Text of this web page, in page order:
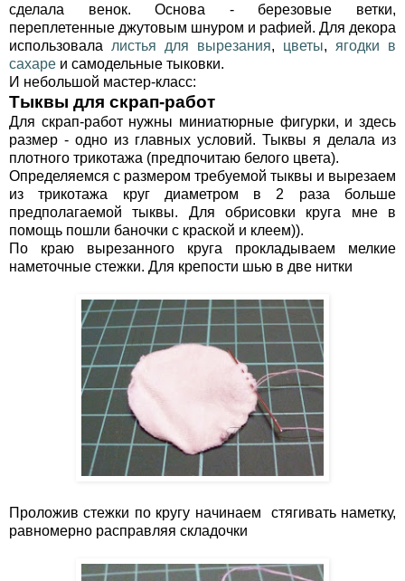
сделала венок. Основа - березовые ветки,
переплетенные джутовым шнуром и рафией. Для декора
использовала листья для вырезания, цветы, ягодки в
сахаре и самодельные тыковки.
И небольшой мастер-класс:
Тыквы для скрап-работ
Для скрап-работ нужны миниатюрные фигурки, и здесь
размер - одно из главных условий. Тыквы я делала из
плотного трикотажа (предпочитаю белого цвета).
Определяемся с размером требуемой тыквы и вырезаем
из трикотажа круг диаметром в 2 раза больше
предполагаемой тыквы. Для обрисовки круга мне в
помощь пошли баночки с краской и клеем)).
По краю вырезанного круга прокладываем мелкие
наметочные стежки. Для крепости шью в две нитки
Проложив стежки по кругу начинаем стягивать наметку,
равномерно расправляя складочки